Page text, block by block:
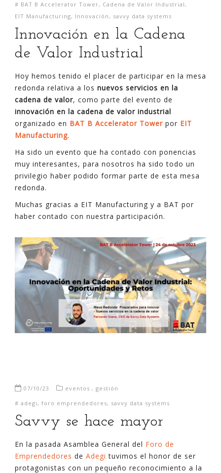
# BAT B Accelerator Tower, Cadena de Valor Industrial ,
EIT Manufacturing, Innovación , savvy data systems
Innovación en la Cadena
de Valor Industrial
Hoy hemos tenido el placer de participar en la mesa
redonda relativa a los nuevos servicios en la
cadena de valor, como parte del evento de
innovación en la cadena de valor industrial
organizado en BAT B Accelerator Tower por EIT
Manufacturing.
Ha sido un evento que ha contado con ponencias
muy interesantes, para nosotros ha sido todo un
privilegio haber podido formar parte de esta mesa
redonda.
Muchas gracias a EIT Manufacturing y a BAT por
haber contado con nuestra participación.
07/10/23 eventos , gestión
# adegi , foro emprendedores, savvy data systems
Savvy se hace mayor
En la pasada Asamblea General del Foro de
Emprendedores de Adegi tuvimos el honor de ser
protagonistas con un pequeño reconocimiento a la